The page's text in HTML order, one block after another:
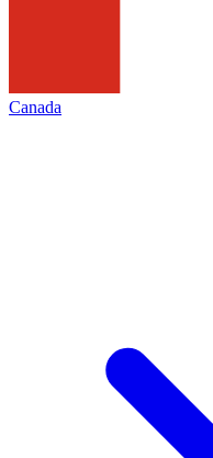
Canada